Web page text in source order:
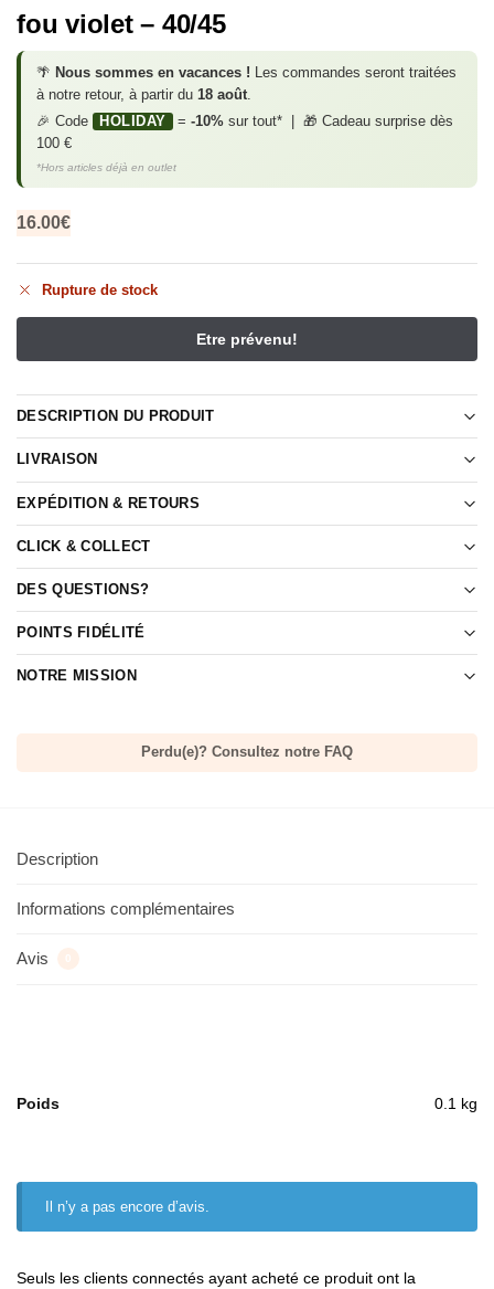
fou violet – 40/45
🌴 Nous sommes en vacances ! Les commandes seront traitées
à notre retour, à partir du 18 août
🎉 Code
HOLIDAY = -10%sur tout* | 🎁 Cadeau surprise dès
100 €
*Hors articles déjà en outlet
16.00€
Rupture de stock
DESCRIPTION DU PRODUIT
LIVRAISON
EXPÉDITION & RETOURS
CLICK & COLLECT
DES QUESTIONS?
POINTS FIDÉLITÉ
NOTRE MISSION
Perdu(e)? Consultez notre FAQ
Description
Informations complémentaires
Avis
Poids 0.1 kg
Il n’y a pas encore d’avis.
Seuls les clients connectés ayant acheté ce produit ont la